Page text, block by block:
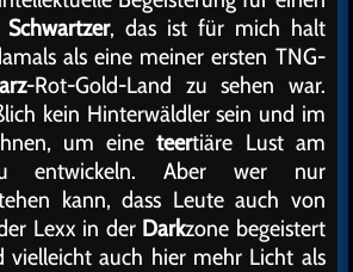
Schwartzer, das ist für mich halt
als eine meiner ersten TNG-
-Rot-Gold-Land zu sehen war.
kein Hinterwäldler sein und im
um eineteertiäre Lust am
entwickeln. Aber wer nur
kann, dass Leute auch von
Lexx in der Darkzone begeistert
vielleicht auch hier mehr Licht als